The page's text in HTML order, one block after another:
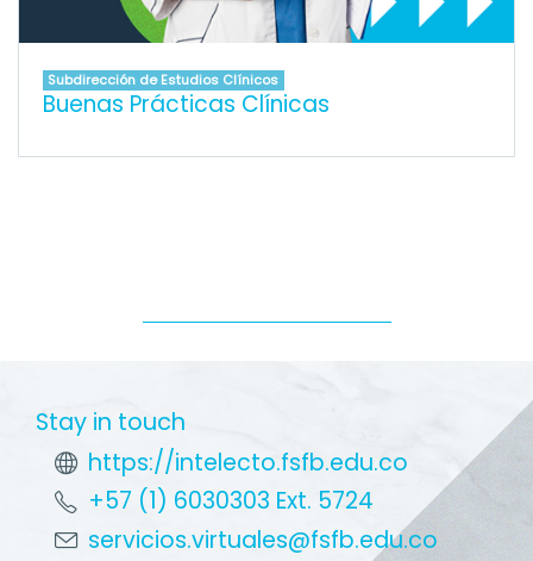
Subdirección de Estudios Clínicos
Buenas Prácticas Clínicas
Stay in touch
https://intelecto.fsfb.edu.co
+57 (1) 6030303 Ext. 5724
servicios.virtuales@fsfb.edu.co